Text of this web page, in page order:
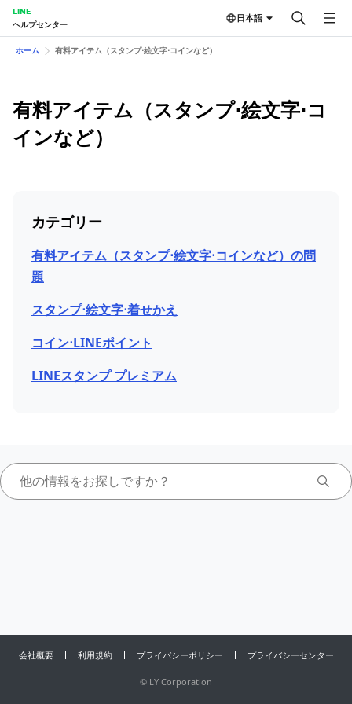
LINE
ヘルプセンター
日本語
ホーム 有料アイテム（スタンプ⋅絵文字⋅コインなど）
有料アイテム（スタンプ⋅絵文字⋅コ
インなど）
カテゴリー
有料アイテム（スタンプ⋅絵文字⋅コインなど）の問
題
スタンプ⋅絵文字⋅着せかえ
コイン⋅LINEポイント
LINEスタンプ プレミアム
会社概要 利用規約 プライバシーポリシー プライバシーセンター
© LY Corporation